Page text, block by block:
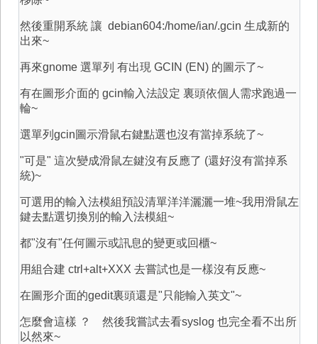
然後重開系統 讓 debian604:/home/ian/.gcin 生成新的
出來~
再來gnome 選單列 有出現 GCIN (EN) 的圖示了~
有在圖形介面的 gcin輸入法設定 裏頭依個人需求跑過一
輪~
選單列gcin圖示滑鼠右鍵點選也沒有當掉系統了~
"可是" 這次變成滑鼠左鍵沒有反應了 (還好沒有當掉系
統)~
可選用的輸入法模組預設清單洋洋灑灑一堆~我用滑鼠左
鍵去點選切換別的輸入法模組~
都"沒有"任何圖示或訊息的變更或回櫃~
用組合建 ctrl+alt+XXX 去嘗試也是一樣沒有反應~
在圖形介面的gedit裏頭還是"只能輸入英文"~
怎麼會這樣 ？ 然後我嘗試去看syslog 也完全看不出所
以然來~